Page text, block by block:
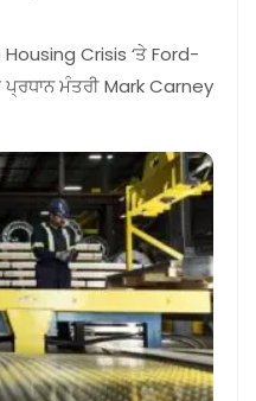
Crisis ‘ਤੇ Ford-
ਮੰਤਰੀ Mark Carney